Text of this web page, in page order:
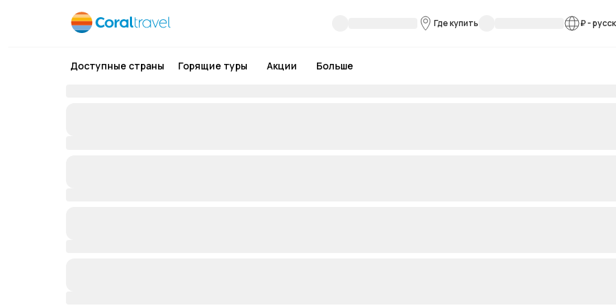
Где купить ₽-
Доступные страны Горящие туры Акции Больше